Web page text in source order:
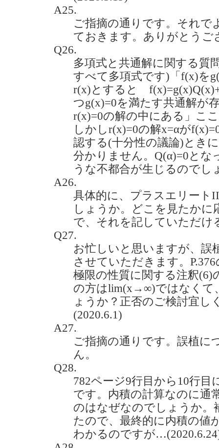
A25.
ご指摘の通りです。それで
ておきます。ありがとうご
Q26.
多項式と共通解に関する質
すべて多項式です)「f(x)を
r(x)とすると
つg(x)=0を満たす共通解が
r(x)=0の解の中にある」こ
しかしr(x)=0の解x=αが
認する(十分性の議論)とき
分かりません。Q(α)=0とな
うな不都合が生じるのでし
A26.
具体的に、プラスエリート
しょうか。どこを見たかに
で、それを記していただけ
Q27.
お忙しいと思いますが、誤
させていただきます。
極限の性質に関する注釈(6)
の方はlim(x→∞)ではなく
ょうか？正否のご検討宜し
(2020.6.1)
A27.
ご指摘の通りです。誤植に
ん。
Q28.
782ページ9行目から10行
です。内積の計算なのに通
のはなぜなのでしょうか。
たので、最終的に内積の値
わかるのですが